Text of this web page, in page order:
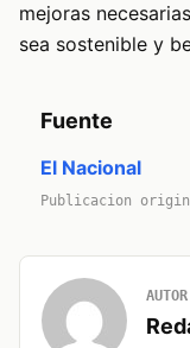
mejoras
sea sostenible y
Fuente
El Nacional
Publicacion
AUTOR